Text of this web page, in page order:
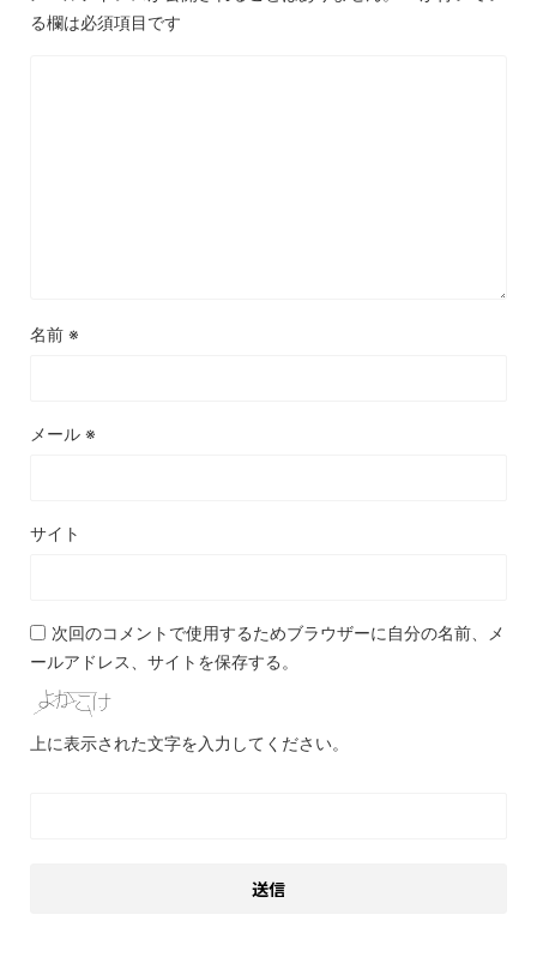
る欄は必須項目です
名前 ※
メール ※
サイト
次回のコメントで使用するためブラウザーに自分の名前、メ
ールアドレス、サイトを保存する。
上に表示された文字を入力してください。